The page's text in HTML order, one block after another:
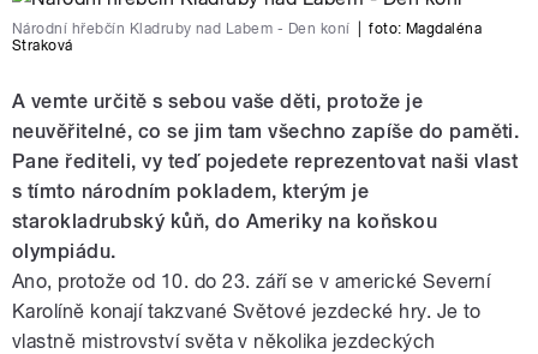
Národní hřebčín Kladruby nad Labem - Den koní foto: Magdaléna
Straková
A vemte určitě s sebou vaše děti, protože je
neuvěřitelné, co se jim tam všechno zapíše do paměti.
Pane řediteli, vy teď pojedete reprezentovat naši vlast
s tímto národním pokladem, kterým je
starokladrubský kůň, do Ameriky na koňskou
olympiádu.
Ano, protože od 10. do 23. září se v americké Severní
Karolíně konají takzvané Světové jezdecké hry. Je to
vlastně mistrovství světa v několika jezdeckých